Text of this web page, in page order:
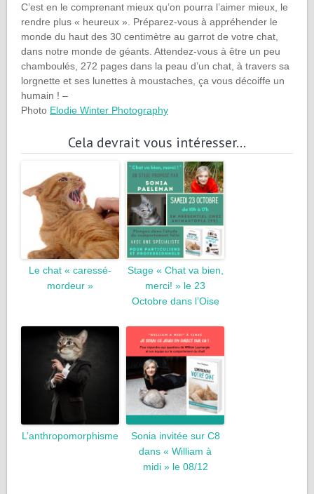
C’est en le comprenant mieux qu’on pourra l’aimer mieux, le
rendre plus « heureux ». Préparez-vous à appréhender le
monde du haut des 30 centimètre au garrot de votre chat,
dans notre monde de géants. Attendez-vous à être un peu
chamboulés, 272 pages dans la peau d’un chat, à travers sa
lorgnette et ses lunettes à moustaches, ça vous décoiffe un
humain ! –
Photo Elodie Winter Photography
Cela devrait vous intéresser...
Le chat « caressé-
mordeur »
Stage « Chat va bien,
merci! » le 23
Octobre dans l’Oise
L’anthropomorphisme
Sonia invitée sur C8
dans « William à
midi » le 08/12